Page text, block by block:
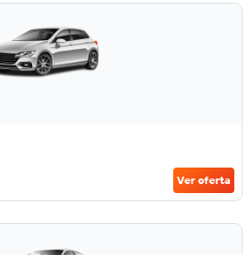
Ver oferta